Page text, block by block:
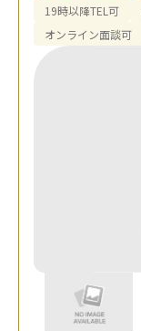
19時以降TEL可
オンライン面談可